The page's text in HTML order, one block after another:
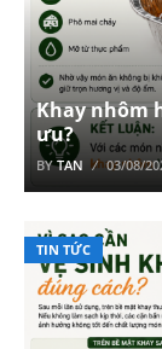
Khay nhôm
ưu?
BYTAN 03/08/
TIN TỨC